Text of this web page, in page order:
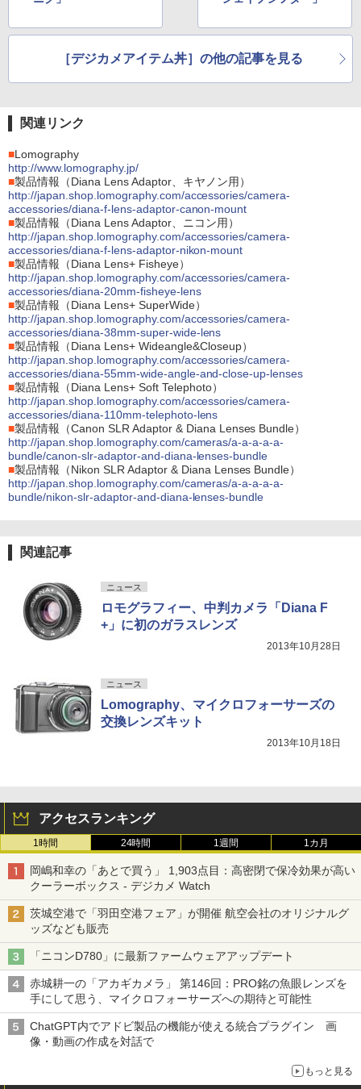
［デジカメアイテム丼］の他の記事を見る
関連リンク
■Lomography
http://www.lomography.jp/
■製品情報（Diana Lens Adaptor、キヤノン用）
http://japan.shop.lomography.com/accessories/camera-
accessories/diana-f-lens-adaptor-canon-mount
■製品情報（Diana Lens Adaptor、ニコン用）
http://japan.shop.lomography.com/accessories/camera-
accessories/diana-f-lens-adaptor-nikon-mount
■製品情報（Diana Lens+ Fisheye）
http://japan.shop.lomography.com/accessories/camera-
accessories/diana-20mm-fisheye-lens
■製品情報（Diana Lens+ SuperWide）
http://japan.shop.lomography.com/accessories/camera-
accessories/diana-38mm-super-wide-lens
■製品情報（Diana Lens+ Wideangle&Closeup）
http://japan.shop.lomography.com/accessories/camera-
accessories/diana-55mm-wide-angle-and-close-up-lenses
■製品情報（Diana Lens+ Soft Telephoto）
http://japan.shop.lomography.com/accessories/camera-
accessories/diana-110mm-telephoto-lens
■製品情報（Canon SLR Adaptor & Diana Lenses Bundle）
http://japan.shop.lomography.com/cameras/a-a-a-a-a-
bundle/canon-slr-adaptor-and-diana-lenses-bundle
■製品情報（Nikon SLR Adaptor & Diana Lenses Bundle）
http://japan.shop.lomography.com/cameras/a-a-a-a-a-
bundle/nikon-slr-adaptor-and-diana-lenses-bundle
関連記事
ニュース
ロモグラフィー、中判カメラ「Diana F
+」に初のガラスレンズ
2013年10月28日
ニュース
Lomography、マイクロフォーサーズの
交換レンズキット
2013年10月18日
アクセスランキング
1時間 24時間 1週間 1カ月
岡嶋和幸の「あとで買う」 1,903点目：高密閉で保冷効果が高い
クーラーボックス - デジカメ Watch
茨城空港で「羽田空港フェア」が開催 航空会社のオリジナルグ
ッズなども販売
「ニコンD780」に最新ファームウェアアップデート
赤城耕一の「アカギカメラ」 第146回：PRO銘の魚眼レンズを
手にして思う、マイクロフォーサーズへの期待と可能性
ChatGPT内でアドビ製品の機能が使える統合プラグイン 画
像・動画の作成を対話で
もっと見る